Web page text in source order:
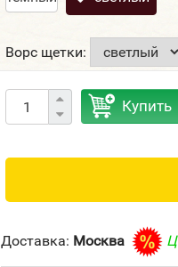
Ворс щетки:
Купить
Доставка: Москва